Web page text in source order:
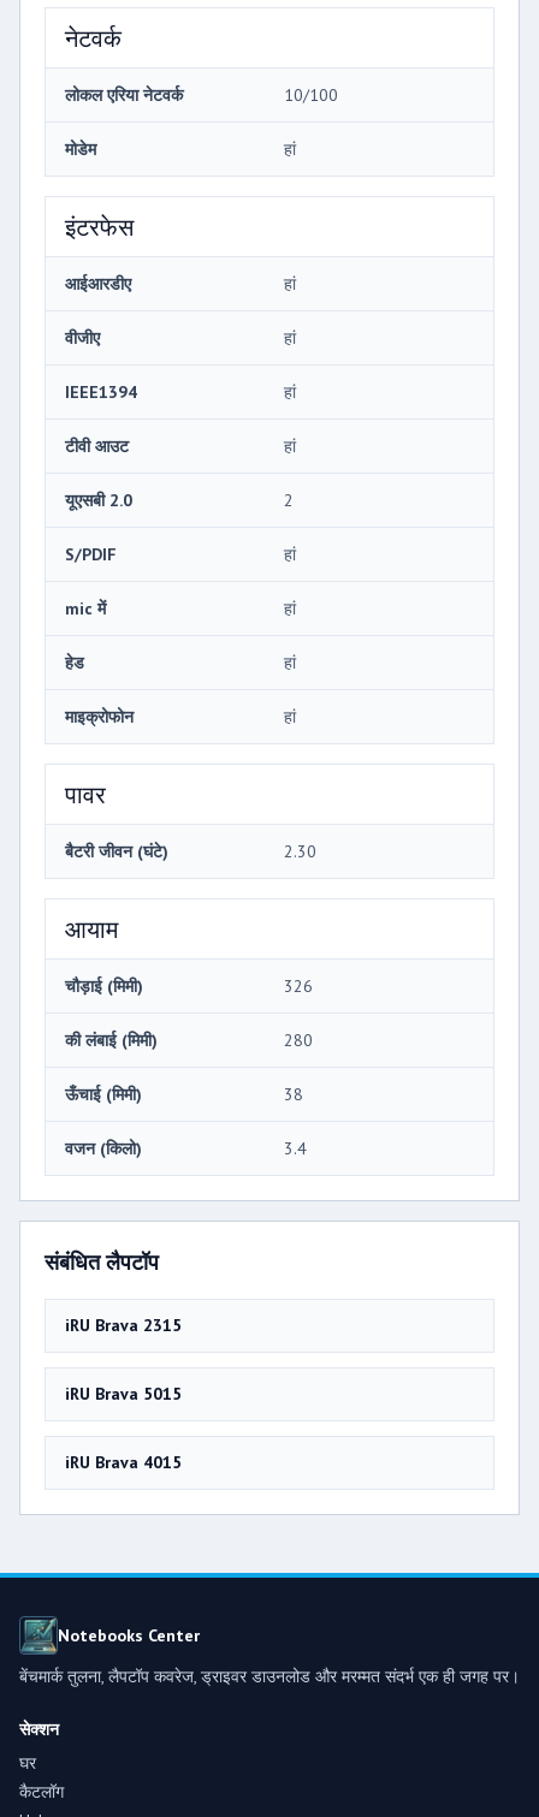
नेटवर्क
लोकल एरिया नेटवर्क 10/100
मोडेम हां
इंटरफेस
आईआरडीए हां
वीजीए हां
IEEE1394 हां
टीवी आउट हां
यूएसबी 2.0 2
S/PDIF हां
mic में हां
हेड हां
माइक्रोफोन हां
पावर
बैटरी जीवन (घंटे) 2.30
आयाम
चौड़ाई (मिमी) 326
की लंबाई (मिमी) 280
ऊँचाई (मिमी) 38
वजन (किलो) 3.4
संबंधित लैपटॉप
iRU Brava 2315
iRU Brava 5015
iRU Brava 4015
Notebooks Center
बेंचमार्क तुलना, लैपटॉप कवरेज, ड्राइवर डाउनलोड और मरम्मत संदर्भ एक ही जगह पर।
सेक्शन
घर
कैटलॉग